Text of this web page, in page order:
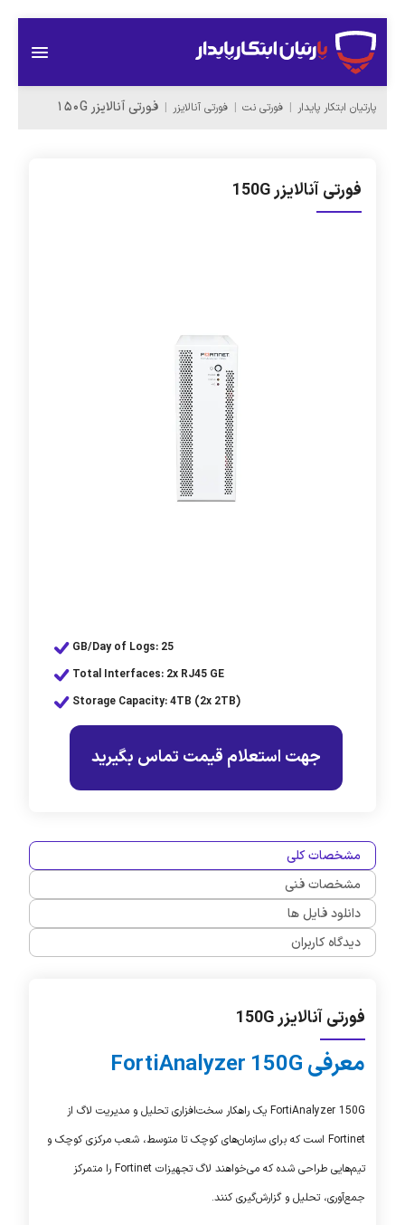
پارتیان ابتکار پایدار فورتی نت فورتی آنالایزر فورتی آنالایزر 150G
فورتی آنالایزر 150G
GB/Day of Logs: 25
Total Interfaces: 2x RJ45 GE
Storage Capacity: 4TB (2x 2TB)
جهت استعلام قیمت تماس بگیرید
مشخصات کلی
مشخصات فنی
دانلود فایل ها
دیدگاه کاربران
فورتی آنالایزر 150G
معرفیFortiAnalyzer 150G
FortiAnalyzer 150G یک راهکار سخت‌افزاری تحلیل و مدیریت لاگ از
Fortinet است که برای سازمان‌های کوچک تا متوسط، شعب مرکزی کوچک و
تیم‌هایی طراحی شده که می‌خواهند لاگ تجهیزات Fortinet را متمرکز
جمع‌آوری، تحلیل و گزارش‌گیری کنند.